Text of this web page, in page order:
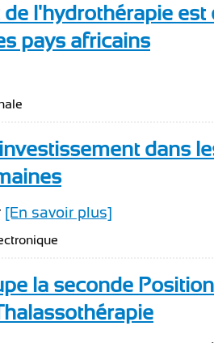
l'hydrothérapie est
pays africains
dans
[En savoir plus]
la seconde